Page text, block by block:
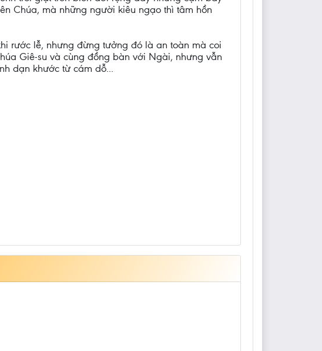
Chúa, mà những người kiêu ngạo thì tâm hồn
rước lễ, nhưng đừng tưởng đó là an toàn mà coi
Giê-su và cùng đồng bàn với Ngài, nhưng vẫn
dạn khước từ cám dỗ...